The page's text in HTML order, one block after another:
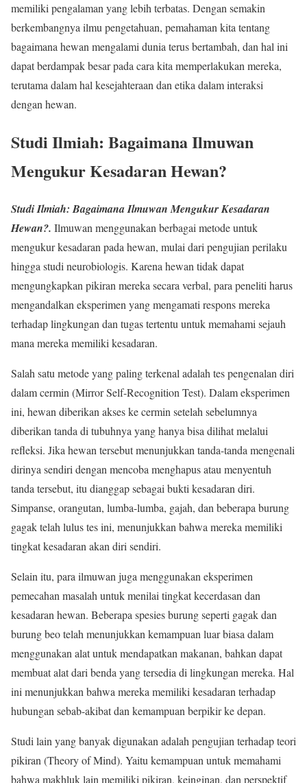
memiliki pengalaman yang lebih terbatas. Dengan semakin
berkembangnya ilmu pengetahuan, pemahaman kita tentang
bagaimana hewan mengalami dunia terus bertambah, dan hal ini
dapat berdampak besar pada cara kita memperlakukan mereka,
terutama dalam hal kesejahteraan dan etika dalam interaksi
dengan hewan.
Studi Ilmiah: Bagaimana Ilmuwan
Mengukur Kesadaran Hewan?
Studi Ilmiah: Bagaimana Ilmuwan Mengukur Kesadaran
Hewan?. Ilmuwan menggunakan berbagai metode untuk
mengukur kesadaran pada hewan, mulai dari pengujian perilaku
hingga studi neurobiologis. Karena hewan tidak dapat
mengungkapkan pikiran mereka secara verbal, para peneliti harus
mengandalkan eksperimen yang mengamati respons mereka
terhadap lingkungan dan tugas tertentu untuk memahami sejauh
mana mereka memiliki kesadaran.
Salah satu metode yang paling terkenal adalah tes pengenalan diri
dalam cermin (Mirror Self-Recognition Test). Dalam eksperimen
ini, hewan diberikan akses ke cermin setelah sebelumnya
diberikan tanda di tubuhnya yang hanya bisa dilihat melalui
refleksi. Jika hewan tersebut menunjukkan tanda-tanda mengenali
dirinya sendiri dengan mencoba menghapus atau menyentuh
tanda tersebut, itu dianggap sebagai bukti kesadaran diri.
Simpanse, orangutan, lumba-lumba, gajah, dan beberapa burung
gagak telah lulus tes ini, menunjukkan bahwa mereka memiliki
tingkat kesadaran akan diri sendiri.
Selain itu, para ilmuwan juga menggunakan eksperimen
pemecahan masalah untuk menilai tingkat kecerdasan dan
kesadaran hewan. Beberapa spesies burung seperti gagak dan
burung beo telah menunjukkan kemampuan luar biasa dalam
menggunakan alat untuk mendapatkan makanan, bahkan dapat
membuat alat dari benda yang tersedia di lingkungan mereka. Hal
ini menunjukkan bahwa mereka memiliki kesadaran terhadap
hubungan sebab-akibat dan kemampuan berpikir ke depan.
Studi lain yang banyak digunakan adalah pengujian terhadap teori
pikiran (Theory of Mind). Yaitu kemampuan untuk memahami
bahwa makhluk lain memiliki pikiran, keinginan, dan perspektif